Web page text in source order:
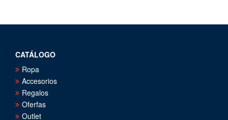
CATÁLOGO
Ropa
Accesorios
Regalos
Oferfas
Outlet